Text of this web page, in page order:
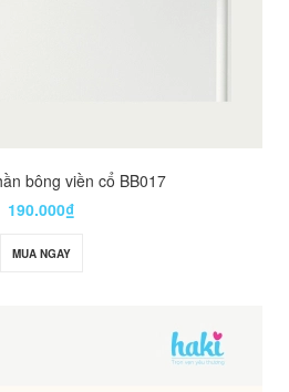
bông viền cổ BB017
190.000₫
MUA NGAY